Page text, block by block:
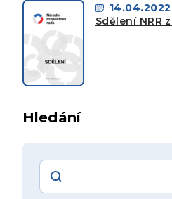
14.04.2022
Sdělení NRR
Hledání
Vyhledávání